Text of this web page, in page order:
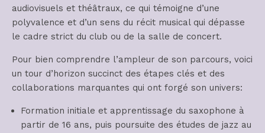
audiovisuels et théâtraux, ce qui témoigne d’une
polyvalence et d’un sens du récit musical qui dépasse
le cadre strict du club ou de la salle de concert.
Pour bien comprendre l’ampleur de son parcours, voici
un tour d’horizon succinct des étapes clés et des
collaborations marquantes qui ont forgé son univers:
Formation initiale et apprentissage du saxophone à
partir de 16 ans, puis poursuite des études de jazz au